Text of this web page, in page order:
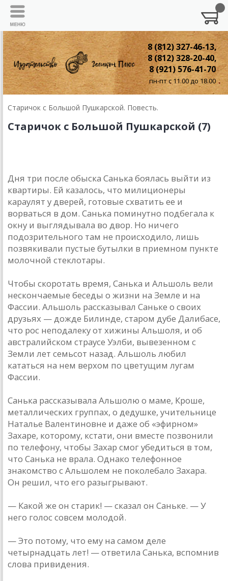
8 (812) 327-46-13,
8 (812) 328-20-40,
8 (921) 576-41-70
пн-пт с 11.00 до 18.00
Старичок с Большой Пушкарской. Повесть.
Старичок с Большой Пушкарской (7)
Дня три после обыска Санька боялась выйти из
квартиры. Ей казалось, что милиционеры
караулят у дверей, готовые схватить ее и
ворваться в дом. Санька поминутно подбегала к
окну и выглядывала во двор. Но ничего
подозрительного там не происходило, лишь
позвякивали пустые бутылки в приемном пункте
молочной стеклотары.
Чтобы скоротать время, Санька и Альшоль вели
нескончаемые беседы о жизни на Земле и на
Фассии. Альшоль рассказывал Саньке о своих
друзьях — дожде Билинде, старом дубе Далибасе,
что рос неподалеку от хижины Альшоля, и об
австралийском страусе Уэлби, вывезенном с
Земли лет семьсот назад. Альшоль любил
кататься на нем верхом по цветущим лугам
Фассии.
Санька рассказывала Альшолю о маме, Кроше,
металлических группах, о дедушке, учительнице
Наталье Валентиновне и даже об «эфирном»
Захаре, которому, кстати, они вместе позвонили
по телефону, чтобы Захар смог убедиться в том,
что Санька не врала. Однако телефонное
знакомство с Альшолем не поколебало Захара.
Он решил, что его разыгрывают.
— Какой же он старик! — сказал он Саньке. — У
него голос совсем молодой.
— Это потому, что ему на самом деле
четырнадцать лет! — ответила Санька, вспомнив
слова привидения.